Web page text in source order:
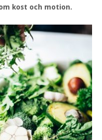
kost och motion.